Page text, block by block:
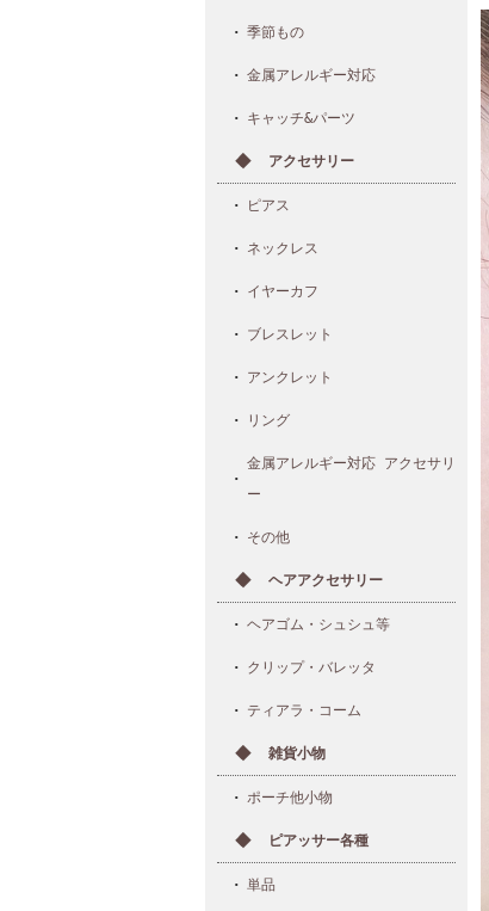
季節もの
金属アレルギー対応
キャッチ&パーツ
アクセサリー
ピアス
ネックレス
イヤーカフ
ブレスレット
アンクレット
リング
金属アレルギー対応 アクセサリ
ー
その他
ヘアアクセサリー
ヘアゴム・シュシュ等
クリップ・バレッタ
ティアラ・コーム
雑貨小物
ポーチ他小物
ピアッサー各種
単品